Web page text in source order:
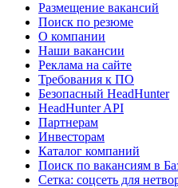
Размещение вакансий
Поиск по резюме
О компании
Наши вакансии
Реклама на сайте
Требования к ПО
Безопасный HeadHunter
HeadHunter API
Партнерам
Инвесторам
Каталог компаний
Поиск по вакансиям в
Сетка: соцсеть для